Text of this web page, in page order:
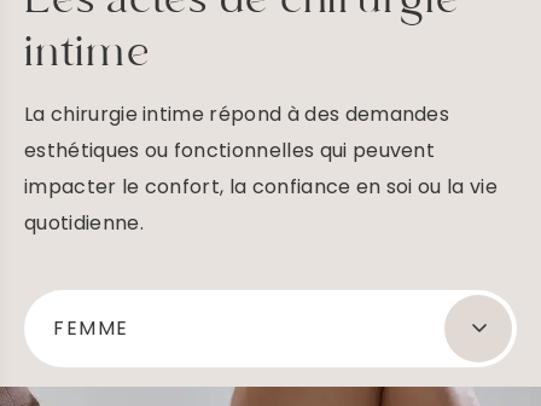
intime
La chirurgie intime répond à des demandes
esthétiques ou fonctionnelles qui peuvent
impacter le confort, la confiance en soi ou la vie
quotidienne.